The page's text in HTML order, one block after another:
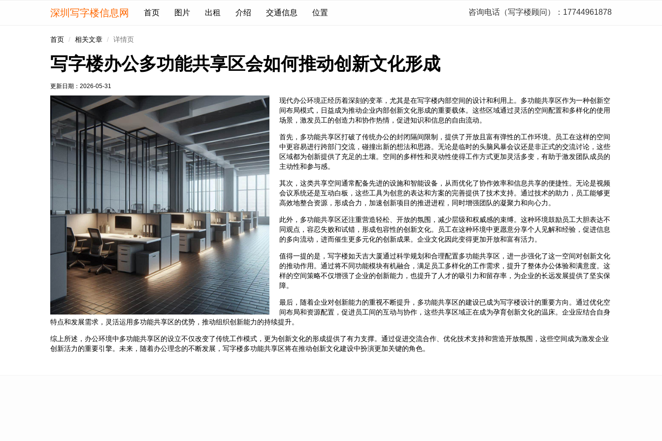
深圳写字楼信息网 首页 图片 出租 介绍 交通信息 位置 咨询电话（写字楼顾问）：17744961878
首页 相关文章 详情页
写字楼办公多功能共享区会如何推动创新文化形成
更新日期： 2026-05-31
现代办公环境正经历着深刻的变革，尤其是在写字楼内部空间的设计和利用上。多功能共享区作为一种创新空
间布局模式，日益成为推动企业内部创新文化形成的重要载体。这些区域通过灵活的空间配置和多样化的使用
场景，激发员工的创造力和协作热情，促进知识和信息的自由流动。
首先，多功能共享区打破了传统办公的封闭隔间限制，提供了开放且富有弹性的工作环境。员工在这样的空间
中更容易进行跨部门交流，碰撞出新的想法和思路。无论是临时的头脑风暴会议还是非正式的交流讨论，这些
区域都为创新提供了充足的土壤。空间的多样性和灵动性使得工作方式更加灵活多变，有助于激发团队成员的
主动性和参与感。
其次，这类共享空间通常配备先进的设施和智能设备，从而优化了协作效率和信息共享的便捷性。无论是视频
会议系统还是互动白板，这些工具为创意的表达和方案的完善提供了技术支持。通过技术的助力，员工能够更
高效地整合资源，形成合力，加速创新项目的推进进程，同时增强团队的凝聚力和向心力。
此外，多功能共享区还注重营造轻松、开放的氛围，减少层级和权威感的束缚。这种环境鼓励员工大胆表达不
同观点，容忍失败和试错，形成包容性的创新文化。员工在这种环境中更愿意分享个人见解和经验，促进信息
的多向流动，进而催生更多元化的创新成果。企业文化因此变得更加开放和富有活力。
值得一提的是，写字楼如天吉大厦通过科学规划和合理配置多功能共享区，进一步强化了这一空间对创新文化
的推动作用。通过将不同功能模块有机融合，满足员工多样化的工作需求，提升了整体办公体验和满意度。这
样的空间策略不仅增强了企业的创新能力，也提升了人才的吸引力和留存率，为企业的长远发展提供了坚实保
障。
最后，随着企业对创新能力的重视不断提升，多功能共享区的建设已成为写字楼设计的重要方向。通过优化空
间布局和资源配置，促进员工间的互动与协作，这些共享区域正在成为孕育创新文化的温床。企业应结合自身
特点和发展需求，灵活运用多功能共享区的优势，推动组织创新能力的持续提升。
综上所述，办公环境中多功能共享区的设立不仅改变了传统工作模式，更为创新文化的形成提供了有力支撑。通过促进交流合作、优化技术支持和营造开放氛围，这些空间成为激发企业
创新活力的重要引擎。未来，随着办公理念的不断发展，写字楼多功能共享区将在推动创新文化建设中扮演更加关键的角色。